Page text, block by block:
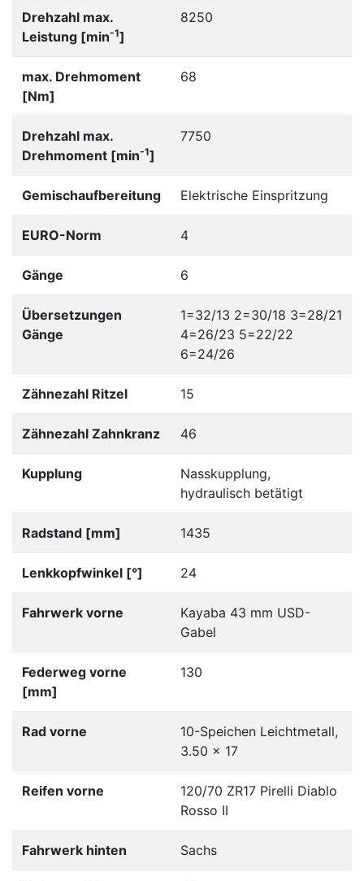
Drehzahl max.
Leistung [min-1]
8250
max. Drehmoment
[Nm]
68
Drehzahl max.
Drehmoment [min-1]
7750
Gemischaufbereitung Elektrische Einspritzung
EURO-Norm 4
Gänge 6
Übersetzungen
Gänge
1=32/13 2=30/18 3=28/21
4=26/23 5=22/22
6=24/26
Zähnezahl Ritzel 15
Zähnezahl Zahnkranz 46
Kupplung
Nasskupplung,
hydraulisch betätigt
Radstand [mm] 1435
Lenkkopfwinkel [°] 24
Fahrwerk vorne
Kayaba 43 mm USD-
Gabel
Federweg vorne
[mm]
130
Rad vorne
10-Speichen Leichtmetall,
3.50 x 17
Reifen vorne
120/70 ZR17 Pirelli Diablo
Rosso II
Fahrwerk hinten Sachs